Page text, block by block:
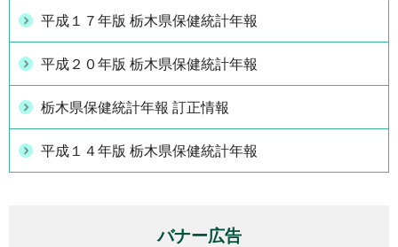
平成１７年版 栃木県保健統計年報
平成２０年版 栃木県保健統計年報
栃木県保健統計年報 訂正情報
平成１４年版 栃木県保健統計年報
バナー広告